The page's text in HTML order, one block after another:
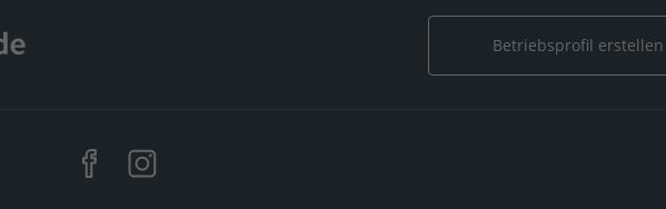
Betriebsprofil erstellen